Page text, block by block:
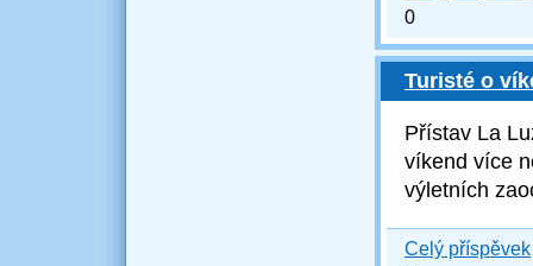
0
Turisté o
Přístav La
víkend více
výletních
Celý příspěvek